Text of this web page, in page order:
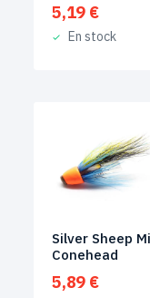
5,19 €
En stock
Silver Sheep
Conehead
5,89 €